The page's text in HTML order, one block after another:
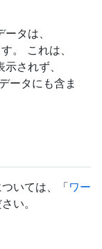
タは、
。 これは、
されず、
ータにも含ま
いては、「ワー
い。